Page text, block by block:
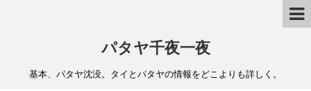
パタヤ千夜一夜
基本、パタヤ沈没。タイとパタヤの情報をどこよりも詳しく。